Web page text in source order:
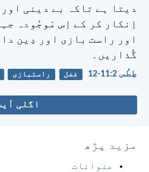
دیتا ہے تاکہ بے دینی
اِنکار کر کے اِس مَوجُودہ
اور راست بازی اور دِین
گُذاریں۔
طِطُس 2:‏11-‏12 فضل راستبازی
اگلی
مزید پڑھ
عنوانات